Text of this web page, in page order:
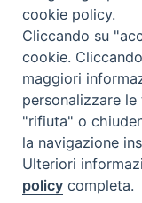
cookie policy.
Cliccando su
cookie.
maggiori
personalizzare
"rifiuta" o
la navigazione
Ulteriori
policy completa.